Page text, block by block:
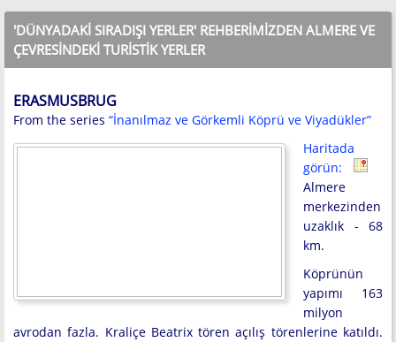
'DÜNYADAKI SIRADIŞI YERLER' REHBERIMIZDEN ALMERE VE
ÇEVRESINDEKI TURISTIK YERLER
ERASMUSBRUG
From the series “İnanılmaz ve Görkemli Köprü ve Viyadükler”
Haritada
görün:
Almere
merkezinden
uzaklık - 68
km.
Köprünün
yapımı 163
milyon
avrodan fazla. Kraliçe Beatrix tören açılış törenlerine katıldı.